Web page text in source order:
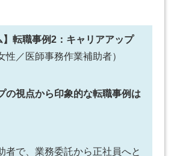
】転職事例2：キャリアアップ
性／医師事務作業補助者）
視点から印象的な転職事例は
者で、業務委託から正社員へと